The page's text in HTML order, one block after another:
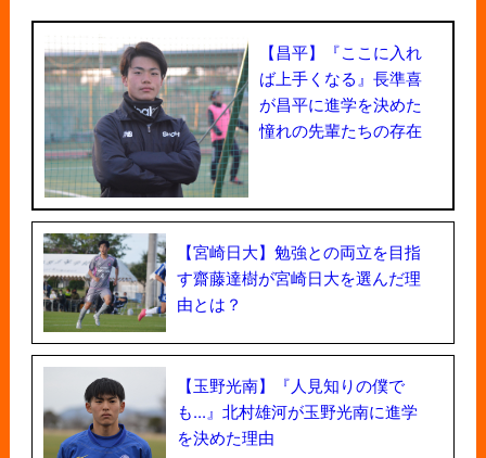
【昌平】『ここに入れ
ば上手くなる』長準喜
が昌平に進学を決めた
憧れの先輩たちの存在
【宮崎日大】勉強との両立を目指
す齋藤達樹が宮崎日大を選んだ理
由とは？
【玉野光南】『人見知りの僕で
も...』北村雄河が玉野光南に進学
を決めた理由